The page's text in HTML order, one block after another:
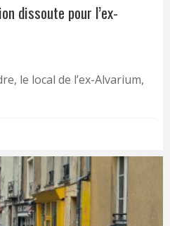
dissoute pour l’ex-
le local de l’ex-Alvarium,